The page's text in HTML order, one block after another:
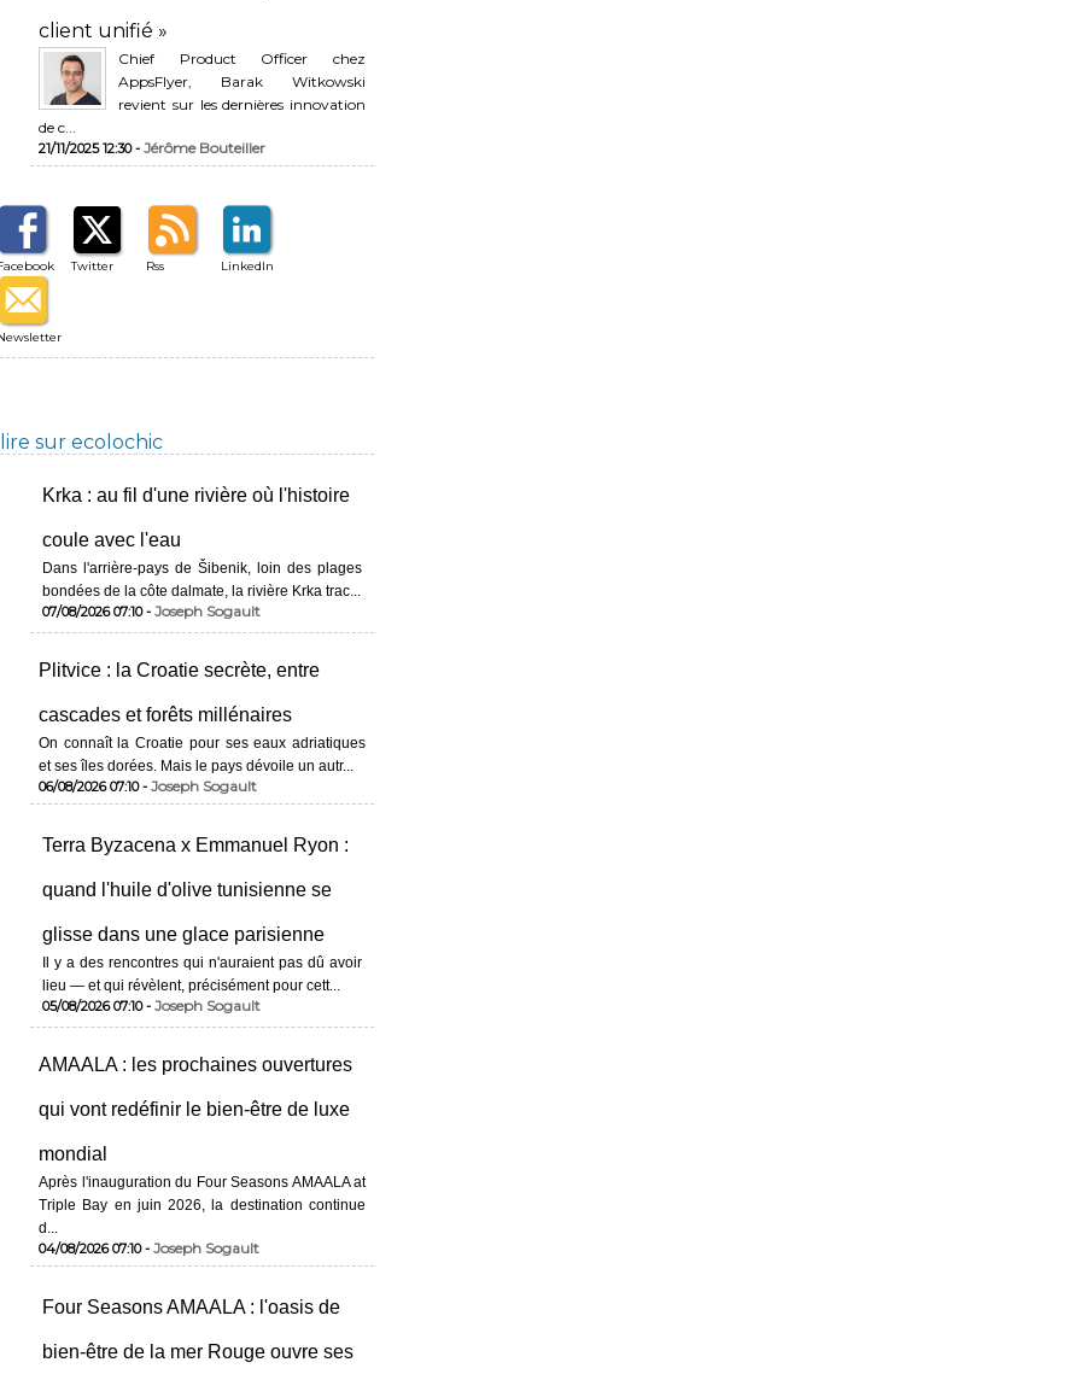
client unifié »
Chief Product Officer chez
AppsFlyer, ​Barak Witkowski
revient sur les dernières innovation
de c...
21/11/2025 12:30 - Jérôme Bouteiller
Twitter Rss LinkedIn
sur ecolochic
Krka : au fil d'une rivière où l'histoire
coule avec l'eau
Dans l'arrière-pays de Šibenik, loin des plages
bondées de la côte dalmate, la rivière Krka trac...
07/08/2026 07:10 - Joseph Sogault
Plitvice : la Croatie secrète, entre
cascades et forêts millénaires
On connaît la Croatie pour ses eaux adriatiques
et ses îles dorées. Mais le pays dévoile un autr...
06/08/2026 07:10 - Joseph Sogault
Terra Byzacena x Emmanuel Ryon :
quand l'huile d'olive tunisienne se
glisse dans une glace parisienne
Il y a des rencontres qui n'auraient pas dû avoir
lieu — et qui révèlent, précisément pour cett...
05/08/2026 07:10 - Joseph Sogault
AMAALA : les prochaines ouvertures
qui vont redéfinir le bien-être de luxe
mondial
Après l'inauguration du Four Seasons AMAALA at
Triple Bay en juin 2026, la destination continue
d...
04/08/2026 07:10 - Joseph Sogault
Four Seasons AMAALA : l'oasis de
bien-être de la mer Rouge ouvre ses